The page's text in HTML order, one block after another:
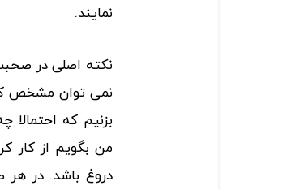
نمایند.
نکته اصلی در
نمی توان مشخص
بزنیم که
من بگویم از کار
دروغ باشد. در هر